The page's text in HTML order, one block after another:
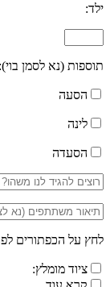
ילד:
תוספות (נא לסמן בוי):
הסעה
לינה
הסעדה
לחץ על הכפתורים
ציוד מומלץ: